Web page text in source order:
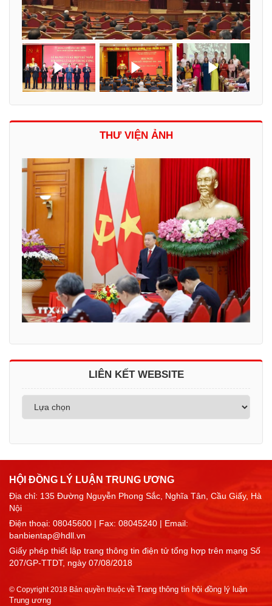
THƯ VIỆN ẢNH
LIÊN KẾT WEBSITE
HỘI ĐỒNG LÝ LUẬN TRUNG ƯƠNG
Địa chỉ: 135 Đường Nguyễn Phong Sắc, Nghĩa Tân, Cầu Giấy, Hà
Nội
Điện thoại: 08045600 | Fax: 08045240 | Email:
banbientap@hdll.vn
Giấy phép thiết lập trang thông tin điện tử tổng hợp trên mạng Số
207/GP-TTDT, ngày 07/08/2018
© Copyright 2018 Bản quyền thuộc về Trang thông tin hội đồng lý luận
Trung ương